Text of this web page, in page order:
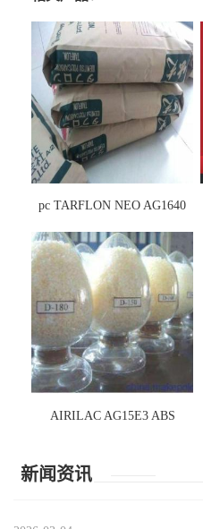
pc TARFLON NEO AG1640
AIRILAC AG15E3 ABS
新闻资讯